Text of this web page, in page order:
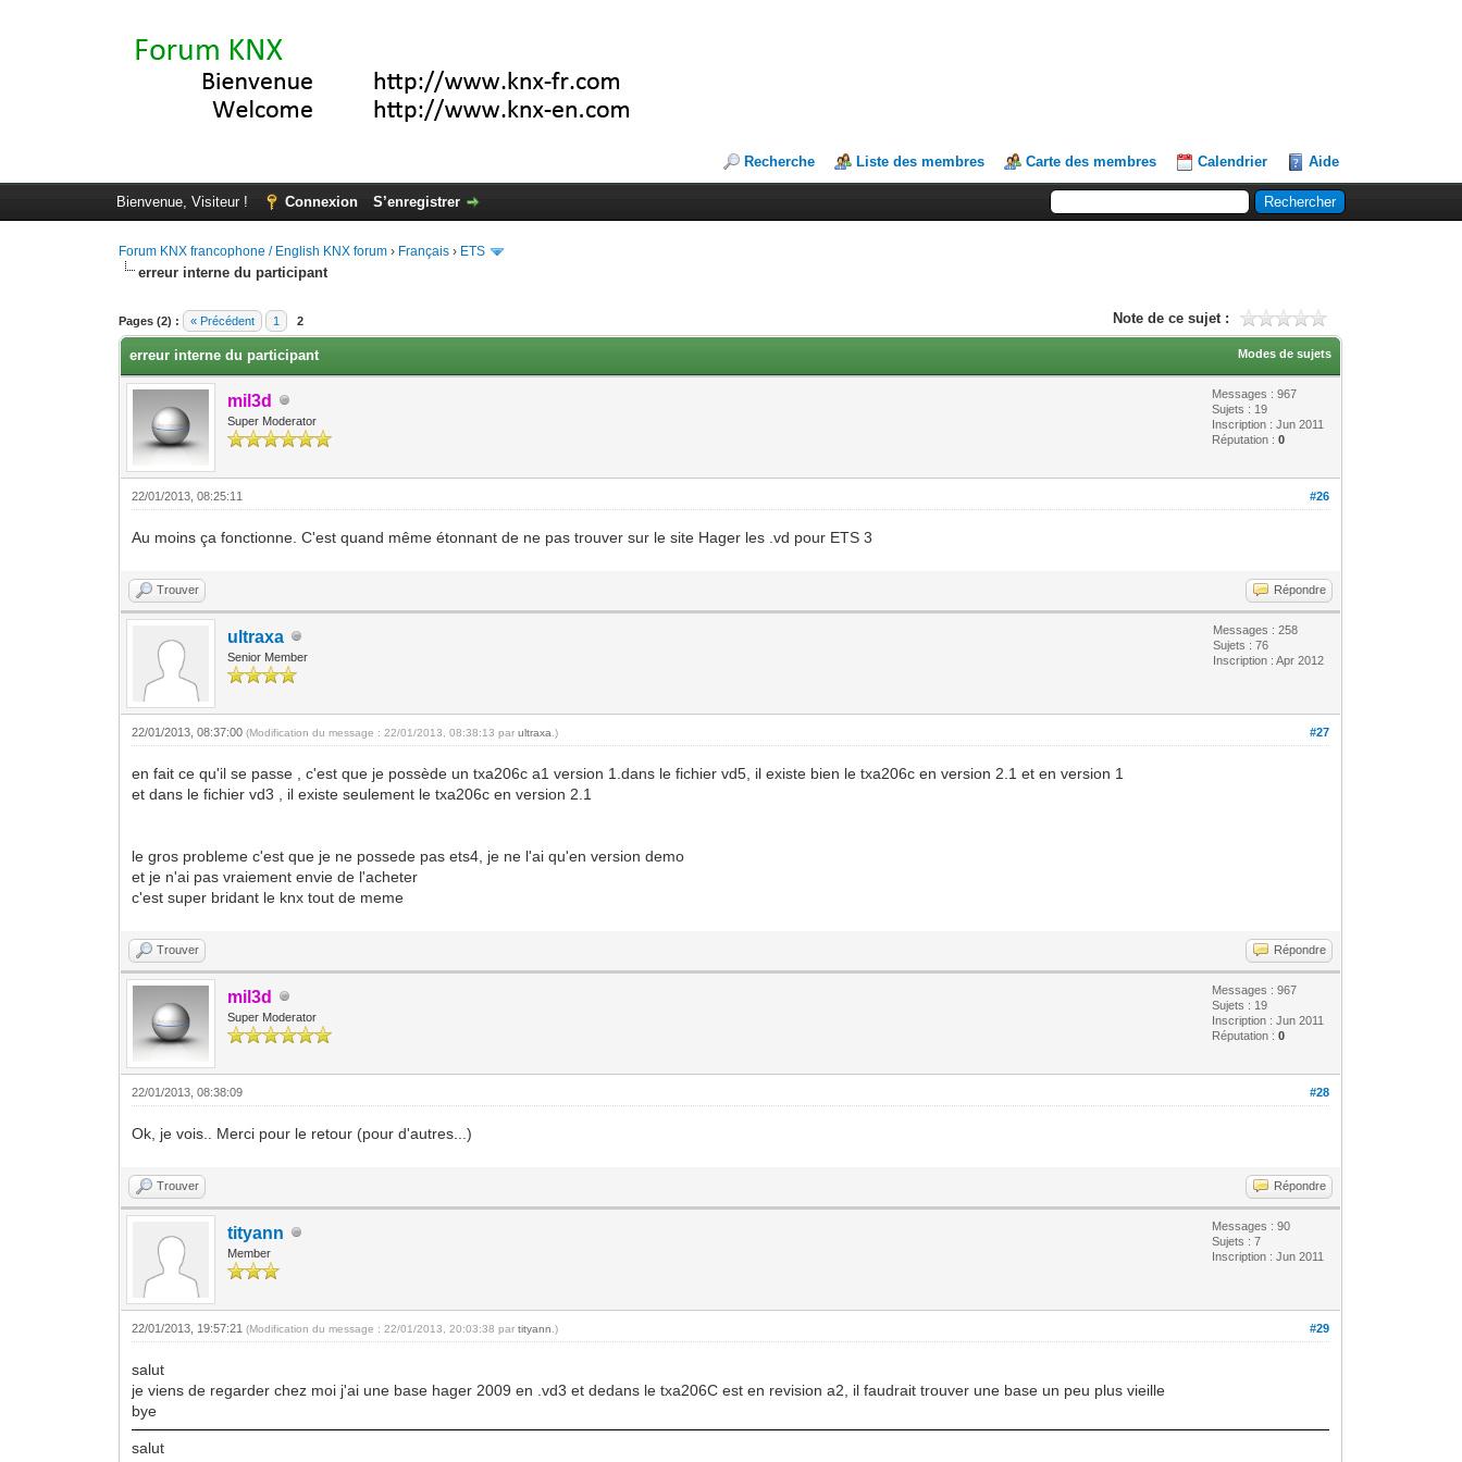
Recherche Liste des membres Carte des membres Calendrier Aide
Bienvenue, Visiteur ! Connexion S’enregistrer
Forum KNX francophone / English KNX forum › Français › ETS
erreur interne du participant
Pages (2) : « Précédent 1 2 Note de ce sujet :
Moyenne : 0 (0 vote(s))
1
2
3
4
5
Modes de sujets
erreur interne du participant
mil3d
Super Moderator
Messages : 967
Sujets : 19
Inscription : Jun 2011
Réputation :0
#26
22/01/2013, 08:25:11
Au moins ça fonctionne. C'est quand même étonnant de ne pas trouver sur le site Hager les .vd pour ETS 3
Trouver Répondre
ultraxa
Senior Member
Messages : 258
Sujets : 76
Inscription : Apr 2012
#27
22/01/2013, 08:37:00(Modification du message : 22/01/2013, 08:38:13 parultraxa .)
en fait ce qu'il se passe , c'est que je possède un txa206c a1 version 1.dans le fichier vd5, il existe bien le txa206c en version 2.1 et en version 1
et dans le fichier vd3 , il existe seulement le txa206c en version 2.1
le gros probleme c'est que je ne possede pas ets4, je ne l'ai qu'en version demo
et je n'ai pas vraiement envie de l'acheter
c'est super bridant le knx tout de meme
Trouver Répondre
mil3d
Super Moderator
Messages : 967
Sujets : 19
Inscription : Jun 2011
Réputation :0
#28
22/01/2013, 08:38:09
Ok, je vois.. Merci pour le retour (pour d'autres...)
Trouver Répondre
tityann
Member
Messages : 90
Sujets : 7
Inscription : Jun 2011
#29
22/01/2013, 19:57:21(Modification du message : 22/01/2013, 20:03:38 partityann .)
salut
je viens de regarder chez moi j'ai une base hager 2009 en .vd3 et dedans le txa206C est en revision a2, il faudrait trouver une base un peu plus vieille
bye
salut